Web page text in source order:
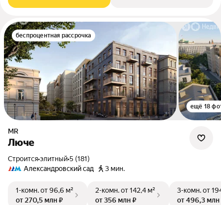
беспроцентная рассрочка
ещё 18
MR
Люче
Строится•элитный•5 (181)
Александровский сад
3 мин.
1-комн.от 96,6 м²
от 270,5 млн ₽
2-комн.от 142,4 м²
от 356 млн ₽
3-комн.от
от 496,3 млн